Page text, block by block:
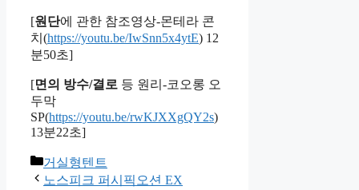
[원단에 관한 참조영상-몬테라 콘
치(https://youtu.be/IwSnn5x4ytE) 12
분50초]
[면의 방수/결로 등 원리-코오롱 오
두막
SP(https://youtu.be/rwKJXXgQY2s)
13분22초]
Categories
거실형텐트
노스피크 퍼시픽오션 EX